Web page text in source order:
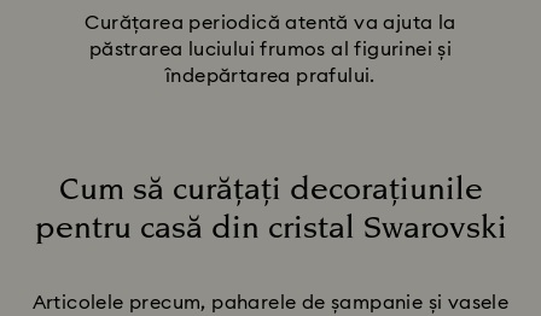
Curățarea periodică atentă va ajuta la
păstrarea luciului frumos al figurinei și
îndepărtarea prafului.
Cum să curățați decorațiunile
pentru casă din cristal Swarovski
Articolele precum, paharele de șampanie și vasele